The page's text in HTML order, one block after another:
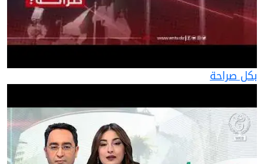
بكل صراحة